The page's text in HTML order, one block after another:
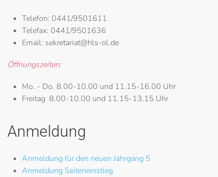
Telefon: 0441/9501611
Telefax: 0441/9501636
Email: sekretariat@hls-ol.de
Öffnungszeiten:
Mo. - Do. 8.00-10.00 und 11.15-16.00 Uhr
Freitag 8.00-10.00 und 11.15-13.15 Uhr
Anmeldung
Anmeldung für den neuen Jahrgang 5
Anmeldung Seiteneinstieg